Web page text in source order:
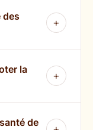
des
la
de